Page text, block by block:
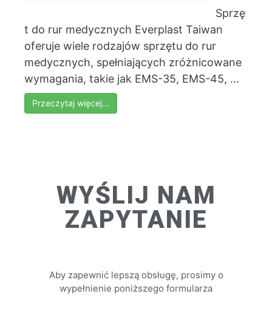
Sprzę
t do rur medycznych Everplast Taiwan
oferuje wiele rodzajów sprzętu do rur
medycznych, spełniających zróżnicowane
wymagania, takie jak EMS-35, EMS-45, ...
Przeczytaj więcej…
WYŚLIJ NAM
ZAPYTANIE
Aby zapewnić lepszą obsługę, prosimy o
wypełnienie poniższego formularza